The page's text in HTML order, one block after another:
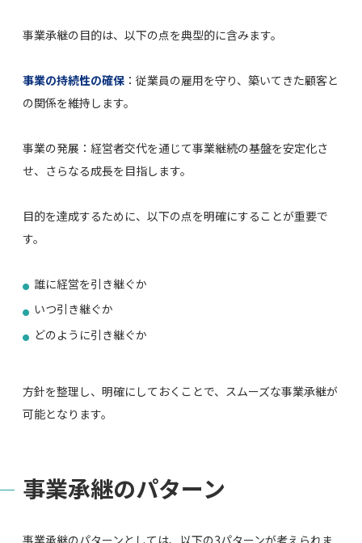
事業承継の目的は、以下の点を典型的に含みます。
事業の持続性の確保 ：従業員の雇用を守り、築いてきた顧客と
の関係を維持します。
事業の発展：経営者交代を通じて事業継続の基盤を安定化さ
せ、さらなる成長を目指します。
目的を達成するために、以下の点を明確にすることが重要で
す。
誰に経営を引き継ぐか
いつ引き継ぐか
どのように引き継ぐか
方針を整理し、明確にしておくことで、スムーズな事業承継が
可能となります。
事業承継のパターン
事業承継のパターンとしては、以下の3パターンが考えられま